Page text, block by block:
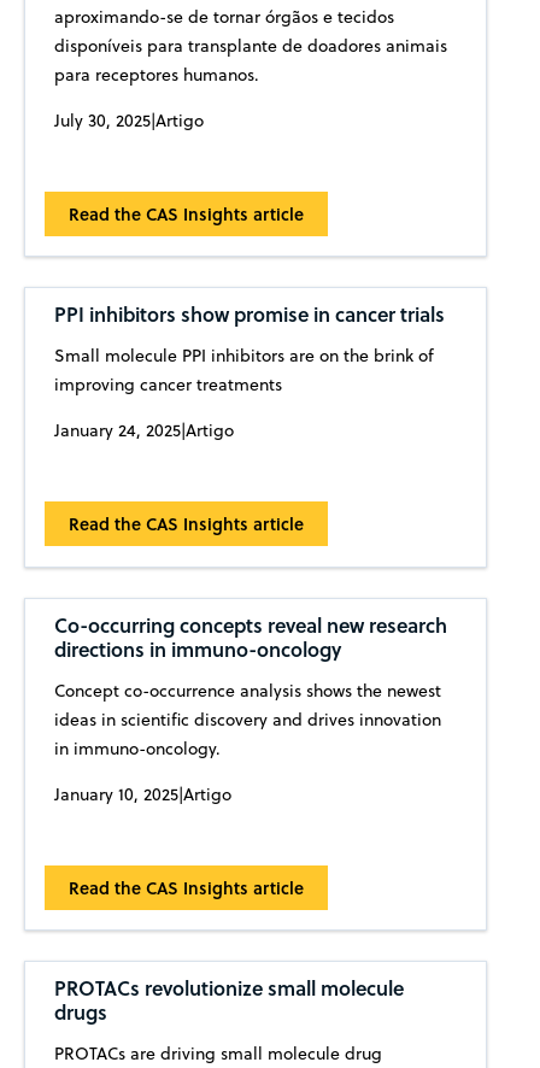
aproximando-se de tornar órgãos e tecidos
disponíveis para transplante de doadores animais
para receptores humanos.
July 30, 2025|Artigo
Read the CAS Insights article
PPI inhibitors show promise in cancer trials
Small molecule PPI inhibitors are on the brink of
improving cancer treatments
January 24, 2025|Artigo
Read the CAS Insights article
Co-occurring concepts reveal new research
directions in immuno-oncology
Concept co-occurrence analysis shows the newest
ideas in scientific discovery and drives innovation
in immuno-oncology.
January 10, 2025|Artigo
Read the CAS Insights article
PROTACs revolutionize small molecule
drugs
PROTACs are driving small molecule drug